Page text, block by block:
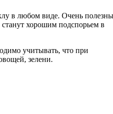
в любом виде. Очень полезны
хорошим подспорьем в
учитывать, что при
зелени.